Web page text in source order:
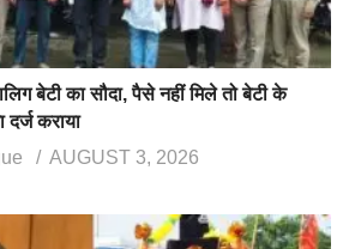
बेटी का सौदा, पैसे नहीं मिले तो बेटी के
कराया
AUGUST 3, 2026